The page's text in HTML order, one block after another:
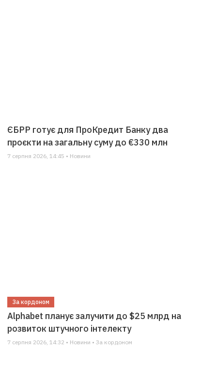
ЄБРР готує для ПроКредит Банку два
проєкти на загальну суму до €330 млн
7 серпня 2026, 14:45 • Новини
За кордоном
Alphabet планує залучити до $25 млрд на
розвиток штучного інтелекту
7 серпня 2026, 14:32 • Новини • За кордоном